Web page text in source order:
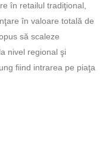
în retailul tradiţional,
în valoare totală de
să scaleze
nivel regional şi
fiind intrarea pe piaţa